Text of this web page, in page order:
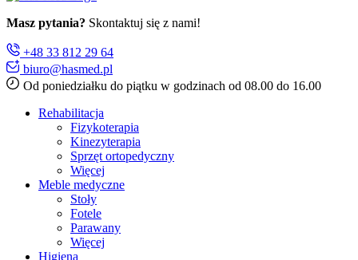
Masz pytania? Skontaktuj się z nami!
+48 33 812 29 64
biuro@hasmed.pl
Od poniedziałku do piątku w godzinach od 08.00 do 16.00
Rehabilitacja
Fizykoterapia
Kinezyterapia
Sprzęt ortopedyczny
Więcej
Meble medyczne
Stoły
Fotele
Parawany
Więcej
Higiena